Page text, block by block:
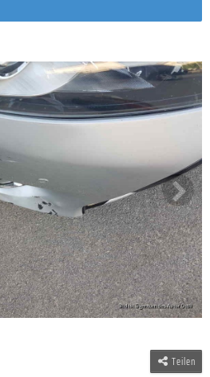
Teilen